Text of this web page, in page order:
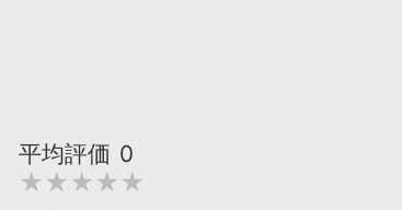
平均評価 0
★★★★★